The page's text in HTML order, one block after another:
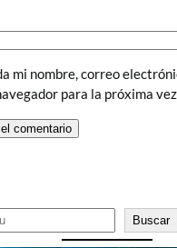
mi nombre, correo
para la próxima
Buscar